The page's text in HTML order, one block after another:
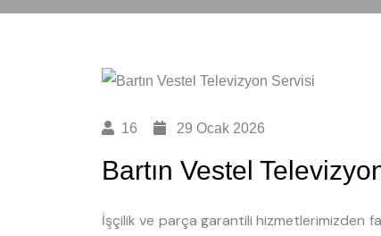
16 29 Ocak 2026
Bartın Vestel
İşçilik ve parça garantili hizmetlerimizden